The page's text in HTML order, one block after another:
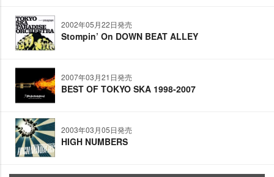
2002年05月22日発売
Stompin’ On DOWN BEAT ALLEY
2007年03月21日発売
BEST OF TOKYO SKA 1998-2007
2003年03月05日発売
HIGH NUMBERS